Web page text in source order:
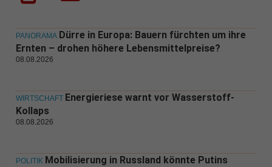
PANORAMA Dürre in Europa: Bauern fürchten um ihre
Ernten – drohen höhere Lebensmittelpreise?
08.08.2026
WIRTSCHAFT Energieriese warnt vor Wasserstoff-
Kollaps
08.08.2026
POLITIK Mobilisierung in Russland könnte Putins